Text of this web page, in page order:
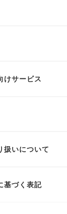
けサービス
扱いについて
基づく表記